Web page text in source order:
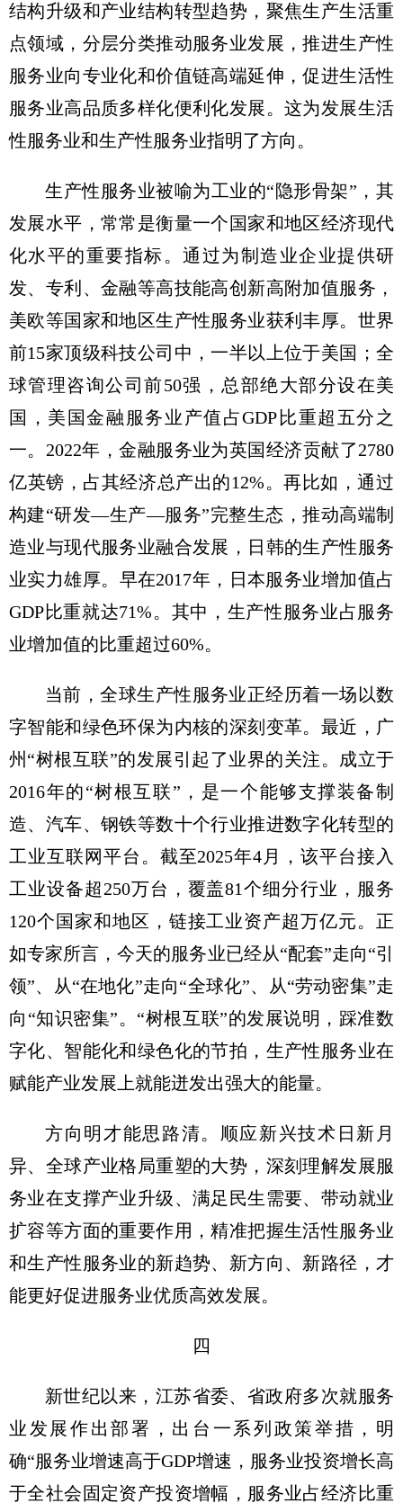
结构升级和产业结构转型趋势，聚焦生产生活重
点领域，分层分类推动服务业发展，推进生产性
服务业向专业化和价值链高端延伸，促进生活性
服务业高品质多样化便利化发展。这为发展生活
性服务业和生产性服务业指明了方向。
生产性服务业被喻为工业的“隐形骨架”，其
发展水平，常常是衡量一个国家和地区经济现代
化水平的重要指标。通过为制造业企业提供研
发、专利、金融等高技能高创新高附加值服务，
美欧等国家和地区生产性服务业获利丰厚。世界
前15家顶级科技公司中，一半以上位于美国；全
球管理咨询公司前50强，总部绝大部分设在美
国，美国金融服务业产值占GDP比重超五分之
一。2022年，金融服务业为英国经济贡献了2780
亿英镑，占其经济总产出的12%。再比如，通过
构建“研发—生产—服务”完整生态，推动高端制
造业与现代服务业融合发展，日韩的生产性服务
业实力雄厚。早在2017年，日本服务业增加值占
GDP比重就达71%。其中，生产性服务业占服务
业增加值的比重超过60%。
当前，全球生产性服务业正经历着一场以数
字智能和绿色环保为内核的深刻变革。最近，广
州“树根互联”的发展引起了业界的关注。成立于
2016年的“树根互联”，是一个能够支撑装备制
造、汽车、钢铁等数十个行业推进数字化转型的
工业互联网平台。截至2025年4月，该平台接入
工业设备超250万台，覆盖81个细分行业，服务
120个国家和地区，链接工业资产超万亿元。正
如专家所言，今天的服务业已经从“配套”走向“引
领”、从“在地化”走向“全球化”、从“劳动密集”走
向“知识密集”。“树根互联”的发展说明，踩准数
字化、智能化和绿色化的节拍，生产性服务业在
赋能产业发展上就能迸发出强大的能量。
方向明才能思路清。顺应新兴技术日新月
异、全球产业格局重塑的大势，深刻理解发展服
务业在支撑产业升级、满足民生需要、带动就业
扩容等方面的重要作用，精准把握生活性服务业
和生产性服务业的新趋势、新方向、新路径，才
能更好促进服务业优质高效发展。
四
新世纪以来，江苏省委、省政府多次就服务
业发展作出部署，出台一系列政策举措，明
确“服务业增速高于GDP增速，服务业投资增长高
于全社会固定资产投资增幅，服务业占经济比重